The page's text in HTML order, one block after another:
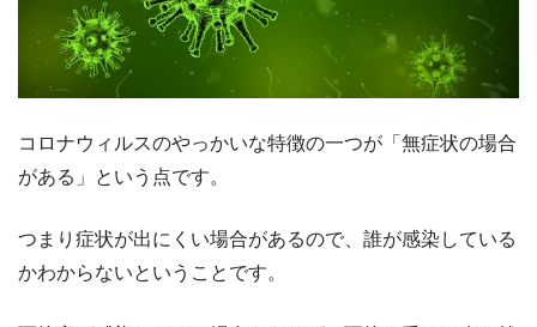
コロナウィルスのやっかいな特徴の一つが「無症状の場合
がある」という点です。
つまり症状が出にくい場合があるので、誰が感染している
かわからないということです。